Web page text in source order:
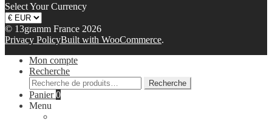
Select Your Currency
© 13gramm France 2026
Privacy PolicyBuilt with WooCommerce.
Mon compte
Recherche
Recherche
pour :
Recherche
Panier0
Menu